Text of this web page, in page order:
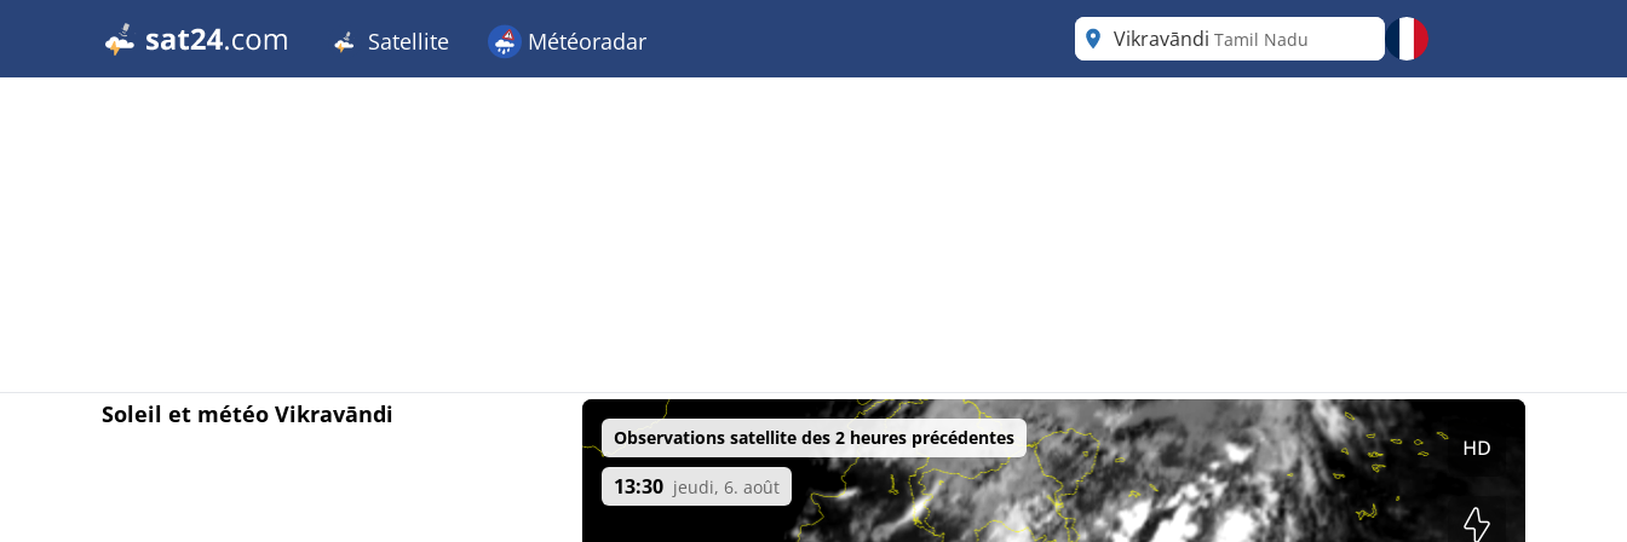
Satellite Météoradar Vikravāndi Tamil Nadu
Soleil et météo Vikravāndi
Observations satellite des 2 heures précédentes
13:30 jeudi, 6. août